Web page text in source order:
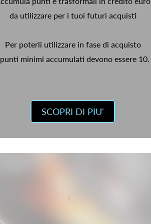
da utilizzare per i tuoi futuri acquisti
Per poterli utilizzare in fase di acquisto
minimi accumulati devono essere 10.
SCOPRI DI PIU'